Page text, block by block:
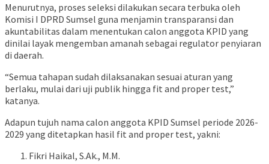
Menurutnya, proses seleksi dilakukan secara terbuka oleh
Komisi I DPRD Sumsel guna menjamin transparansi dan
akuntabilitas dalam menentukan calon anggota KPID yang
dinilai layak mengemban amanah sebagai regulator penyiaran
di daerah.
“Semua tahapan sudah dilaksanakan sesuai aturan yang
berlaku, mulai dari uji publik hingga fit and proper test,”
katanya.
Adapun tujuh nama calon anggota KPID Sumsel periode 2026-
2029 yang ditetapkan hasil fit and proper test, yakni:
Fikri Haikal, S.Ak., M.M.